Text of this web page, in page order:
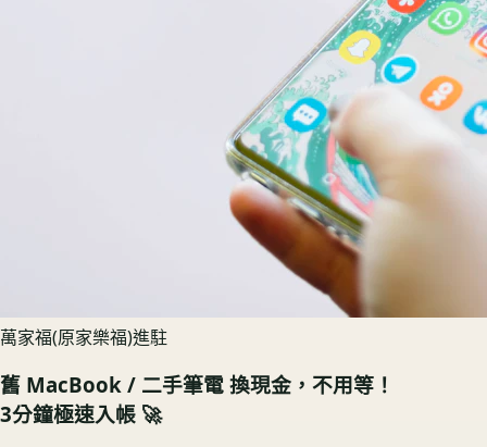
萬家福(原家樂福)進駐
舊 MacBook / 二手筆電 換現金，不用等！
3分鐘極速入帳 🚀